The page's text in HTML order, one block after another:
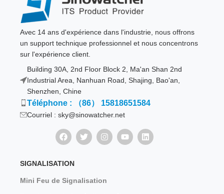
Avec 14 ans d'expérience dans l'industrie, nous offrons
un support technique professionnel et nous concentrons
sur l'expérience client.
Building 30A, 2nd Floor Block 2, Ma'an Shan 2nd
Industrial Area, Nanhuan Road, Shajing, Bao'an,
Shenzhen, Chine
Téléphone : （86） 15818651584
Courriel : sky@sinowatcher.net
SIGNALISATION
Mini Feu de Signalisation